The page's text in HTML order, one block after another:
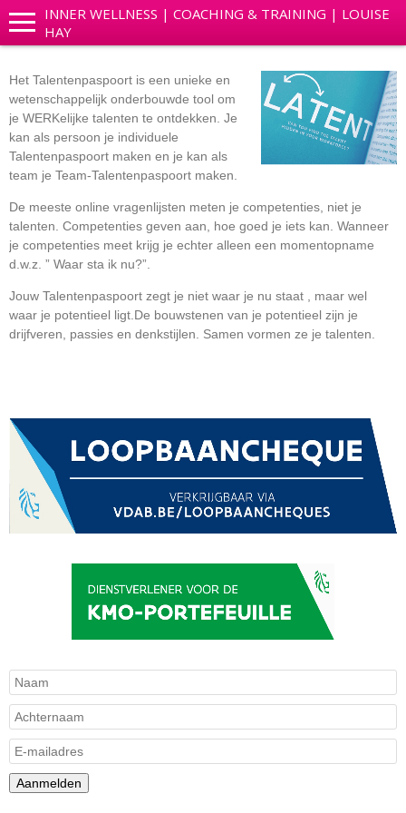
INNER WELLNESS | COACHING & TRAINING | LOUISE
HAY
Het Talentenpaspoort is een unieke en
wetenschappelijk onderbouwde tool om
je WERKelijke talenten te ontdekken. Je
kan als persoon je individuele
Talentenpaspoort maken en je kan als
team je Team-Talentenpaspoort maken.
De meeste online vragenlijsten meten je competenties, niet je
talenten. Competenties geven aan, hoe goed je iets kan. Wanneer
je competenties meet krijg je echter alleen een momentopname
d.w.z. ” Waar sta ik nu?”.
Jouw Talentenpaspoort zegt je niet waar je nu staat , maar wel
waar je potentieel ligt.De bouwstenen van je potentieel zijn je
drijfveren, passies en denkstijlen. Samen vormen ze je talenten.
Aanmelden